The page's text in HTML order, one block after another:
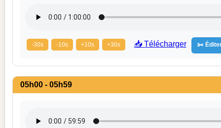
-30s -10s +10s +30s 📥 Télécharger ✂️
05h00 - 05h59